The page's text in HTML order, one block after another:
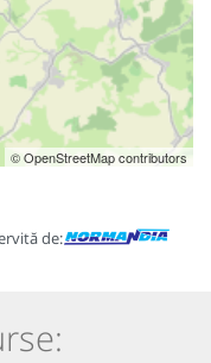
© OpenStreetMap contributors
de: